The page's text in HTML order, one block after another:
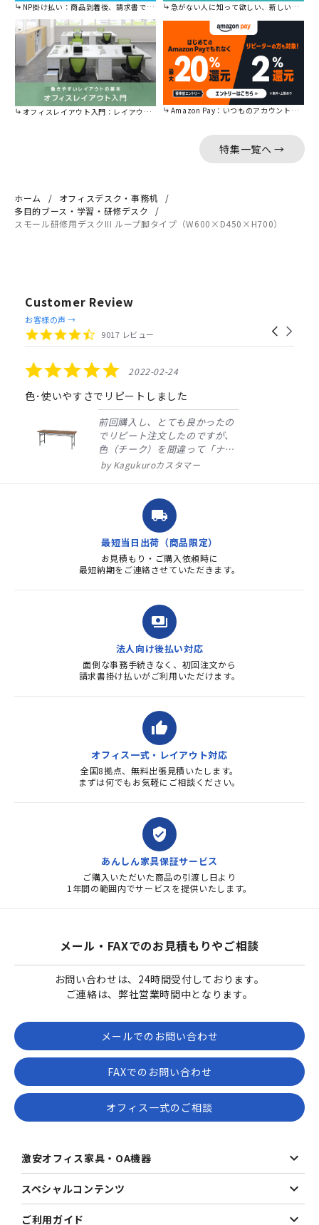
NP掛け払い：商品到着後、請求書で後から払えます。 急がない人に知って欲しい、新しい割引を始めました。
オフィスレイアウト入門：レイアウトの基本をご紹介。 Amazon Pay：いつものアカウントで簡単に決済可能。
特集一覧へ →
ホーム
オフィスデスク・事務机
多目的ブース・学習・研修デスク
スモール研修用デスクIII ループ脚タイプ（W600×D450×H700）
Customer Review
Reviews
carousel
Carousel
arrows
4.4
star
9017 レビュー
お客様の声 →
5.0
star
rating
2022-02-24
色･使いやすさでリピートしました
前回購入し、とても良かったの
でリピート注文したのですが、
色（チーク）を間違って「ナチ
ュラル」としてしまいました。
ました。商品到着も早く、品
質・使いやすさで満足していま
す。また、リピートするときは
よろしくお...
Kagukuroカスタマー
local_shipping
最短当日出荷（商品限定）
お見積もり・ご購入依頼時に
最短納期をご連絡させていただきます。
payments
法人向け後払い対応
面倒な事務手続きなく、初回注文から
請求書掛け払いがご利用いただけます。
thumb_up
オフィス一式・レイアウト対応
全国8拠点、無料出張見積いたします。
まずは何でもお気軽にご相談ください。
verified_user
あんしん家具保証サービス
ご購入いただいた商品の引渡し日より
1年間の範囲内でサービスを提供いたします。
メール・FAXでのお見積もりやご相談
お問い合わせは、24時間受付しております。
ご連絡は、弊社営業時間中となります。
メールでのお問い合わせ
FAXでのお問い合わせ
オフィス一式のご相談
激安オフィス家具・OA機器
スペシャルコンテンツ
ご利用ガイド